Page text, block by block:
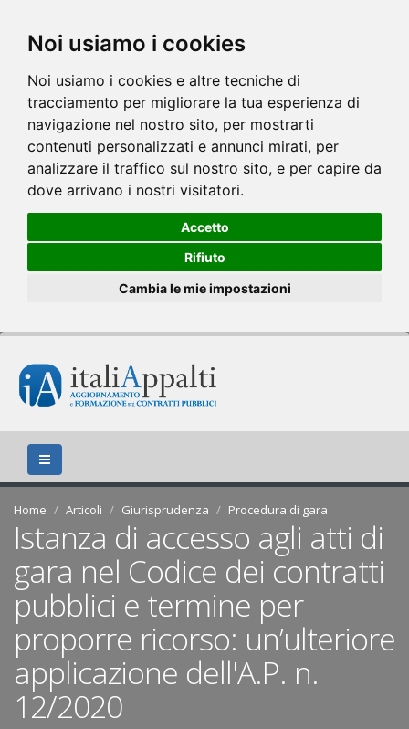
Noi usiamo i cookies
Noi usiamo i cookies e altre tecniche di
tracciamento per migliorare la tua esperienza di
navigazione nel nostro sito, per mostrarti
contenuti personalizzati e annunci mirati, per
analizzare il traffico sul nostro sito, e per capire da
dove arrivano i nostri visitatori.
Accetto
Rifiuto
Cambia le mie impostazioni
Home Articoli Giurisprudenza Procedura di gara
Istanza di accesso agli atti di
gara nel Codice dei contratti
pubblici e termine per
proporre ricorso: un’ulteriore
applicazione dell'A.P. n.
12/2020